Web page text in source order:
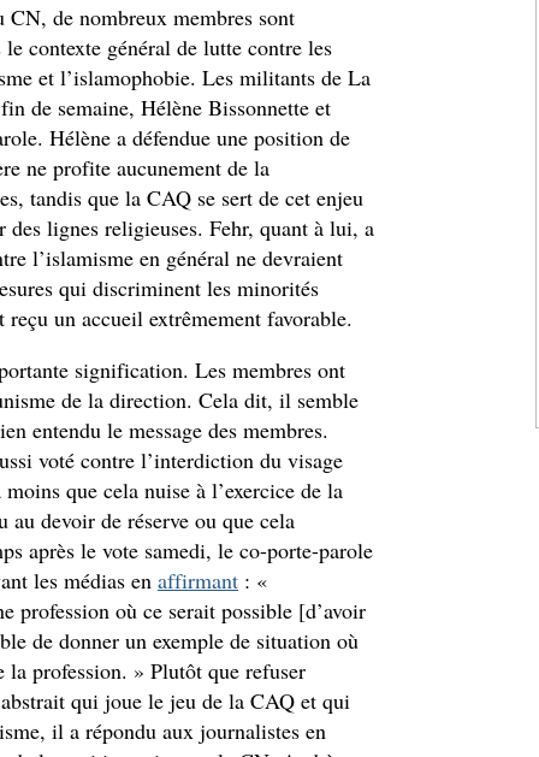
de nombreux membres sont
contexte général de lutte contre les
et l’islamophobie. Les militants de La
de semaine, Hélène Bissonnette et
Hélène a défendue une position de
ne profite aucunement de la
tandis que la CAQ se sert de cet enjeu
lignes religieuses. Fehr, quant à lui, a
l’islamisme en général ne devraient
qui discriminent les minorités
un accueil extrêmement favorable.
signification. Les membres ont
de la direction. Cela dit, il semble
entendu le message des membres.
voté contre l’interdiction du visage
que cela nuise à l’exercice de la
au devoir de réserve ou que cela
après le vote samedi, le co-porte-parole
les médias en affirmant : «
profession où ce serait possible [d’avoir
de donner un exemple de situation où
la profession. » Plutôt que refuser
qui joue le jeu de la CAQ et qui
il a répondu aux journalistes en